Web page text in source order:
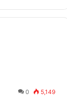
0 5,149